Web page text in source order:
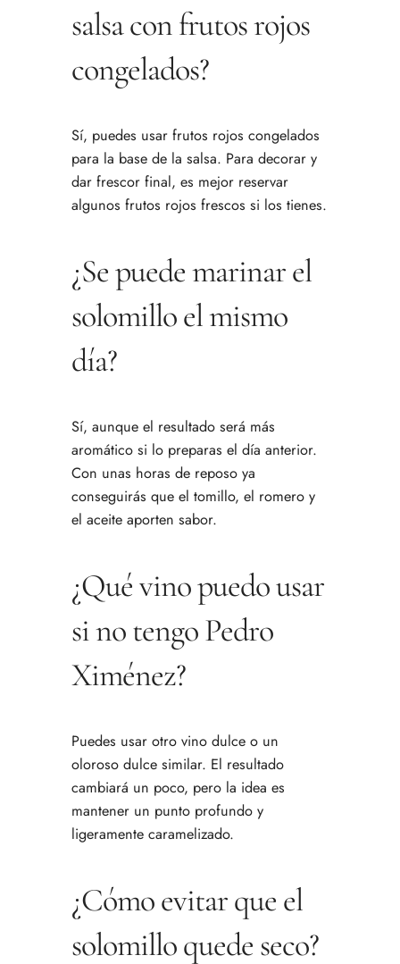
salsa con frutos rojos
congelados?
Sí, puedes usar frutos rojos congelados
para la base de la salsa. Para decorar y
dar frescor final, es mejor reservar
algunos frutos rojos frescos si los tienes.
¿Se puede marinar el
solomillo el mismo
día?
Sí, aunque el resultado será más
aromático si lo preparas el día anterior.
Con unas horas de reposo ya
conseguirás que el tomillo, el romero y
el aceite aporten sabor.
¿Qué vino puedo usar
si no tengo Pedro
Ximénez?
Puedes usar otro vino dulce o un
oloroso dulce similar. El resultado
cambiará un poco, pero la idea es
mantener un punto profundo y
ligeramente caramelizado.
¿Cómo evitar que el
solomillo quede seco?